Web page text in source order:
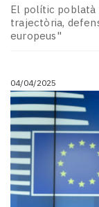
El polític poblatà
trajectòria,
europeus"
04/04/2025